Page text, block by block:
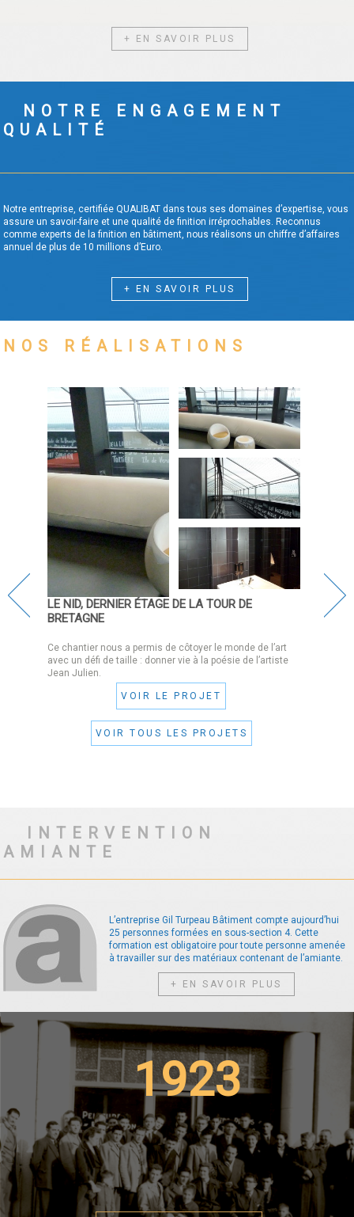
+ EN SAVOIR PLUS
NOTRE ENGAGEMENT
QUALITÉ
Notre entreprise, certifiée QUALIBAT dans tous ses domaines d’expertise, vous
assure un savoir-faire et une qualité de finition irréprochables. Reconnus
comme experts de la finition en bâtiment, nous réalisons un chiffre d’affaires
annuel de plus de 10 millions d’Euro.
+ EN SAVOIR PLUS
NOS RÉALISATIONS
LE NID, DERNIER ÉTAGE DE LA TOUR DE
BRETAGNE
Ce chantier nous a permis de côtoyer le monde de l’art
avec un défi de taille : donner vie à la poésie de l’artiste
Jean Julien.
VOIR LE PROJET
VOIR TOUS LES PROJETS
INTERVENTION
AMIANTE
L’entreprise Gil Turpeau Bâtiment compte aujourd’hui
25 personnes formées en sous-section 4. Cette
formation est obligatoire pour toute personne amenée
à travailler sur des matériaux contenant de l’amiante.
+ EN SAVOIR PLUS
1923